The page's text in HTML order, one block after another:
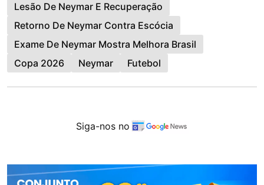
Lesão De Neymar E Recuperação
Retorno De Neymar Contra Escócia
Exame De Neymar Mostra Melhora Brasil
Copa 2026
Neymar Futebol
Siga-nos no